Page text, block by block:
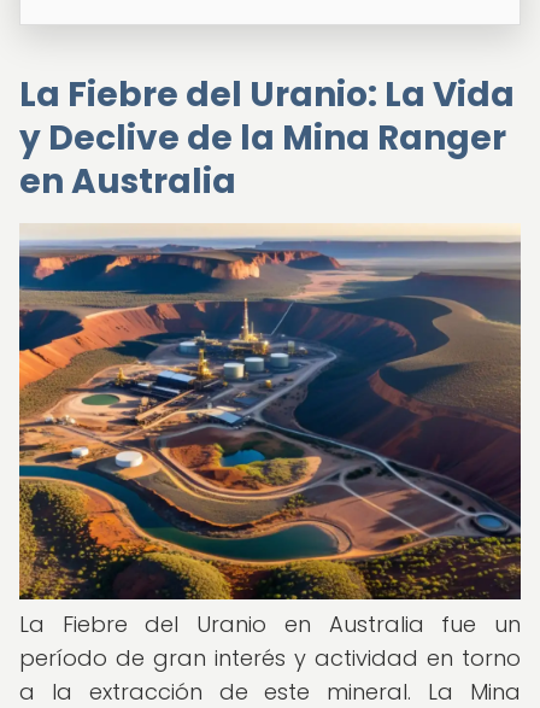
La Fiebre del Uranio: La Vida
y Declive de la Mina Ranger
en Australia
La Fiebre del Uranio en Australia fue un
período de gran interés y actividad en torno
a la extracción de este mineral. La Mina